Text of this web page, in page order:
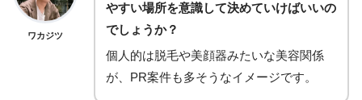
ワカジツ
やすい場所を意識して決めていけばいいの
でしょうか？
個人的は脱毛や美顔器みたいな美容関係
が、PR案件も多そうなイメージです。